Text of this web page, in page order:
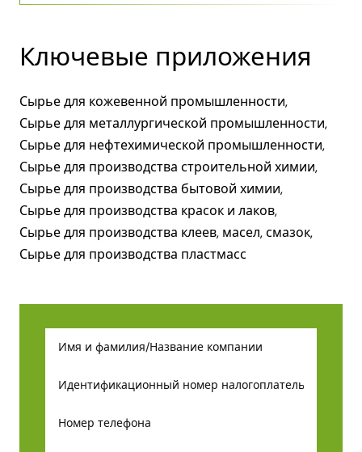
Ключевые приложения
Сырье для кожевенной промышленности,
Сырье для металлургической промышленности,
Сырье для нефтехимической промышленности,
Сырье для производства строительной химии,
Сырье для производства бытовой химии,
Сырье для производства красок и лаков,
Сырье для производства клеев, масел, смазок,
Сырье для производства пластмасс